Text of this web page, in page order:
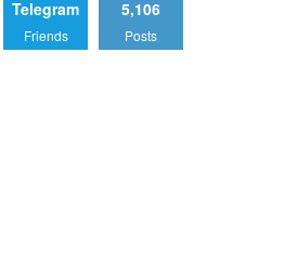
Telegram
Friends
5,106
Posts